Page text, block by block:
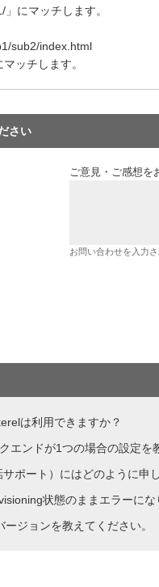
にマッチします。
sub2/index.html
ッチします。
さい
ご意見・ご感想を
お問い合わせを入力
は利用できますか？
エンドが1つの場合の設定を
ポート）にはどのように申
状態のままエラーにな
ジョンを教えてください。